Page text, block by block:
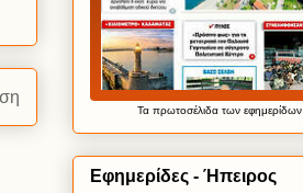
Τα πρωτοσέλιδατων εφημερίδων
Εφημερίδες - Ήπειρος